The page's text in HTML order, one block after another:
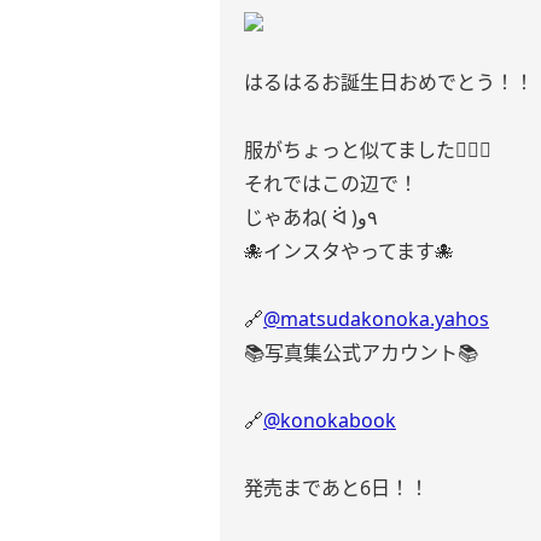
はるはるお誕生日おめでとう！！
服がちょっと似てました✌🏻💚
それではこの辺で！
じゃあね( ᐛ )٩و
🐙インスタやってます🐙
🔗@matsudakonoka.yahos
📚写真集公式アカウント📚
🔗@konokabook
発売まであと6日！！